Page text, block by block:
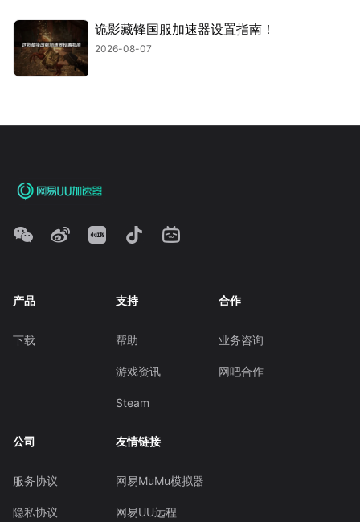
诡影藏锋国服加速器设置指南！
2026-08-07
产品
下载
支持
帮助
游戏资讯
Steam
合作
业务咨询
网吧合作
公司
服务协议
隐私协议
友情链接
网易MuMu模拟器
网易UU远程